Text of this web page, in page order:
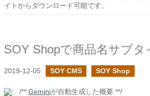
イトからダウンロード可能です。
2019-12-05 SOY CMS SOY Shop
/** Geminiが自動生成した概要 **/